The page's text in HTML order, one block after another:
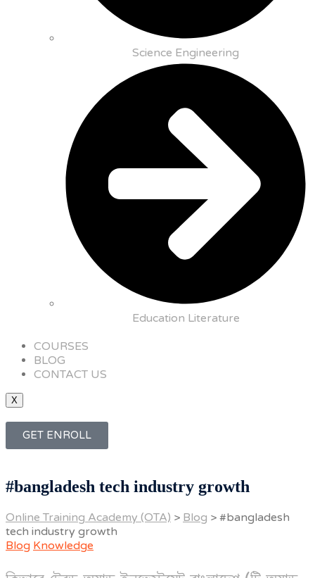
Science Engineering
Education Literature
COURSES
BLOG
CONTACT US
X
GET ENROLL
#bangladesh tech industry growth
Online Training Academy (OTA) > Blog > #bangladesh
tech industry growth
Blog Knowledge